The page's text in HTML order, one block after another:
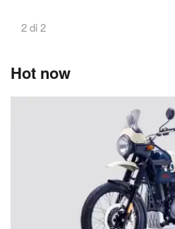
2 di 2
Hot now